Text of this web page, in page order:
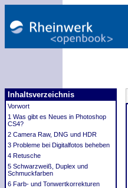
Inhaltsverzeichnis
Vorwort
1 Was gibt es Neues in Photoshop
CS4?
2 Camera Raw, DNG und HDR
3 Probleme bei Digitalfotos beheben
4 Retusche
5 Schwarzweiß, Duplex und
Schmuckfarben
6 Farb- und Tonwertkorrekturen